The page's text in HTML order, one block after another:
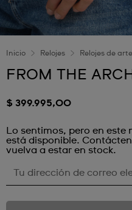
Inicio Relojes Relojes de arte
FROM THE
$ 399.995,00
Lo sentimos, pero en
está disponible.
vuelva a estar en stock.
Tu dirección de correo